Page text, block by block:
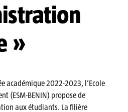
»
académique 2022-2023, l’Ecole
(ESM-BENIN) propose de
aux étudiants. La filière